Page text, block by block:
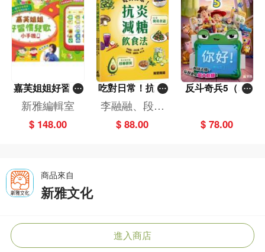
嘉芙姐姐好習慣
兒歌小手機
新雅編輯室
$ 148.00
吃對日常！抗炎
減糖飲食法
李融融、段佳
麗,黃梨煜、顧
凱辰
$ 88.00
反斗奇兵5（圖
$ 78.00
商品來自
新雅文化
進入商店